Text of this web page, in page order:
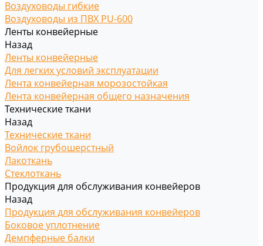
Воздуховоды гибкие
Воздуховоды из ПВХ PU-600
Ленты конвейерные
Назад
Ленты конвейерные
Для легких условий эксплуатации
Лента конвейерная морозостойкая
Лента конвейерная общего назначения
Технические ткани
Назад
Технические ткани
Войлок грубошерстный
Лакоткань
Стеклоткань
Продукция для обслуживания конвейеров
Назад
Продукция для обслуживания конвейеров
Боковое уплотнение
Демпферные балки